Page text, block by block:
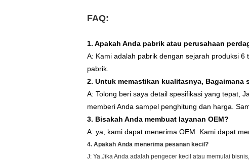
FAQ:
1. Apakah Anda pabrik atau perusahaan
A: Kami adalah pabrik dengan sejarah produksi
pabrik.
2. Untuk memastikan kualitasnya, Bagaimana
A: Tolong beri saya detail spesifikasi yang tepat,
memberi Anda sampel penghitung dan harga.
3. Bisakah Anda membuat layanan OEM?
A: ya, kami dapat menerima OEM. Kami dapat
4. Apakah Anda menerima pesanan kecil?
J: Ya.Jika Anda adalah pengecer kecil atau memulai